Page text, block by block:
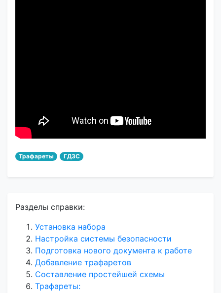
Трафареты ГДЗС
Разделы справки:
Установка набора
Настройка системы безопасности
Подготовка нового документа к работе
Добавление трафаретов
Составление простейшей схемы
Трафареты: